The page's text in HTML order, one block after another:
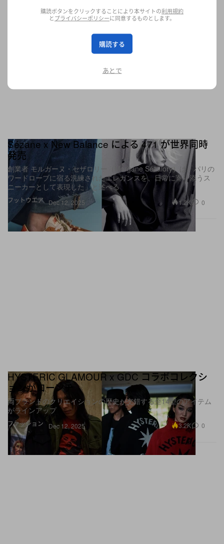
フットウエア
Sézane x New Balance による 471 が世界同時
発売
創業者 モルガーヌ・セザロリー（Morgane Sézalory）は「パリの
ワードローブに宿る洗練されたエレガンスを、日常に寄り添うス
ニーカーとして表現した」と述べる
Dec 12, 2025 1.2K 0
ファッション
HYSTERIC GLAMOUR x GDC コラボコレクシ
ョンがローンチ
両ブランドのクリエイションの歴史が交錯する全14型のアイテム
がラインアップ
Dec 12, 2025 3.2K 0
購読ボタンをクリックすることにより本サイトの利用規約
とプライバシーポリシーに同意するものとします。
購読する
あとで